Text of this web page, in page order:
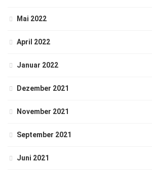
Mai 2022
April 2022
Januar 2022
Dezember 2021
November 2021
September 2021
Juni 2021